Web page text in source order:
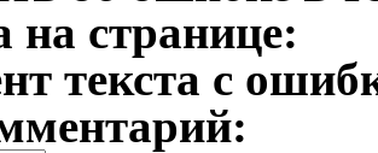
странице:
текста с